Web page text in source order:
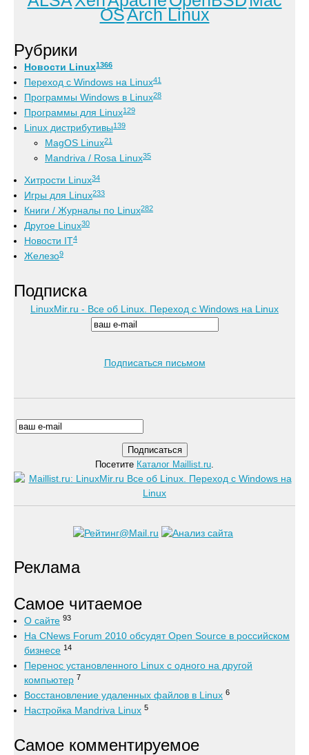
OSArch Linux
Рубрики
Новости Linux1366
Переход с Windows на Linux41
Программы Windows в Linux28
Программы для Linux129
Linux дистрибутивы139
MagOS Linux21
Mandriva / Rosa Linux35
Хитрости Linux34
Игры для Linux233
Книги / Журналы по Linux282
Другое Linux30
Новости IT4
Железо9
Подписка
LinuxMir.ru - Все об Linux. Переход с Windows на Linux
Подписаться письмом
Посетите Каталог Maillist.ru.
Реклама
Самое читаемое
О сайте 93
На CNews Forum 2010 обсудят Open Source в российском
бизнесе 14
Перенос установленного Linux с одного на другой
компьютер 7
Восстановление удаленных файлов в Linux 6
Настройка Mandriva Linux 5
Самое комментируемое